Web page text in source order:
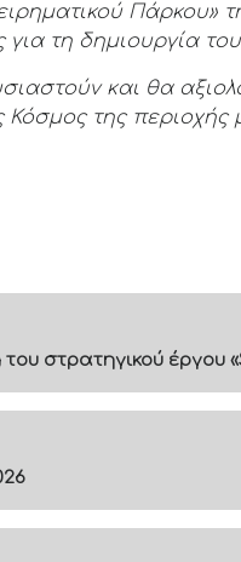
στρατηγικού έργου
τη δημιουργία
και θα
Κόσμος της